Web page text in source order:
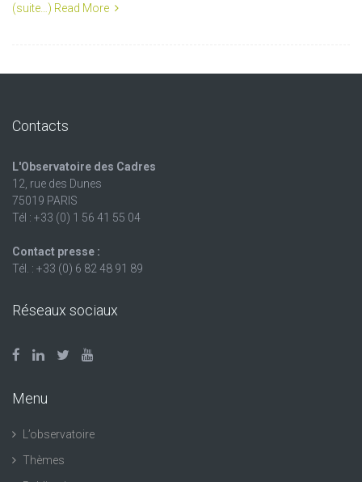
(suite…) Read More
Contacts
L'Observatoire des Cadres
12, rue des Dunes
75019 PARIS
Tél : +33 (0) 1 56 41 55 04
Contact presse :
Tél. : +33 (0) 6 82 48 91 89
Réseaux sociaux
Menu
L’observatoire
Thèmes